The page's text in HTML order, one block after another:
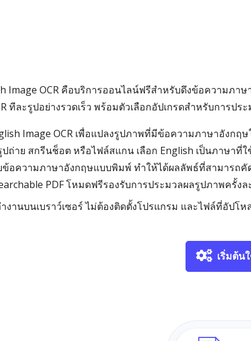
Image OCR คือบริการออนไลน์ฟรีสำหรับดึงข้อความภาษ
ทีละรูปอย่างรวดเร็ว พร้อมตัวเลือกอัปเกรดสำหรับการป
Image OCR เพื่อแปลงรูปภาพที่มีข้อความภาษาอังกฤ
ถ่าย สกรีนช็อต หรือไฟล์สแกน เลือก English เป็นภาษาที่
ข้อความภาษาอังกฤษแบบพิมพ์ ทำให้ได้ผลลัพธ์ที่สามารถ
PDF โหมดฟรีรองรับการประมวลผลรูปภาพครั้ง
งานบนเบราว์เซอร์ ไม่ต้องติดตั้งโปรแกรม และไฟล์ที่อัปโ
เริ่มต้น